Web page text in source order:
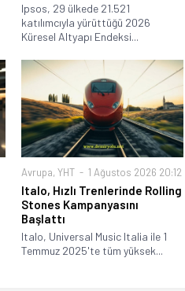
Ipsos, 29 ülkede 21.521
katılımcıyla yürüttüğü 2026
Küresel Altyapı Endeksi...
Avrupa, YHT 1 Ağustos 2026 20:12
Italo, Hızlı Trenlerinde Rolling
Stones Kampanyasını
Başlattı
Italo, Universal Music Italia ile 1
Temmuz 2025'te tüm yüksek...